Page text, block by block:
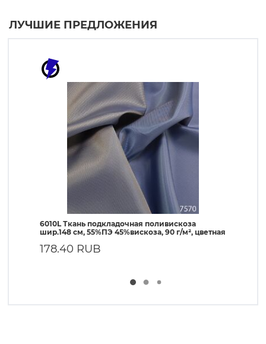
ЛУЧШИЕ ПРЕДЛОЖЕНИЯ
6010L Ткань подкладочная поливискоза
шир.148 см, 55%ПЭ 45%вискоза, 90 г/м², цветная
178.40 RUB